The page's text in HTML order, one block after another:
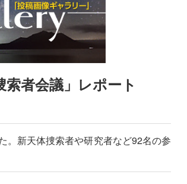
者会議」レポート
。新天体捜索者や研究者など92名の参